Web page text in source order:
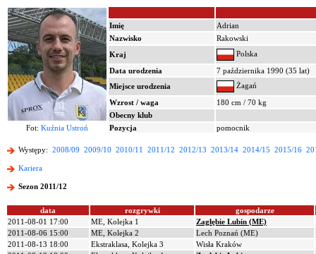
Imię
Adrian
Nazwisko
Rakowski
Kraj
Polska
Data urodzenia
7 października 1990 (35 lat)
Miejsce urodzenia
Żagań
Wzrost / waga
180 cm / 70 kg
Obecny klub
Fot: Kuźnia Ustroń Pozycja pomocnik
Występy: 2008/09 2009/10 2010/11 2011/12 2012/13 2013/14 2014/15 2015/16
Kariera
Sezon 2011/12
data rozgrywki
gospodarze
2011-08-01 17:00
ME, Kolejka 1
Zagłębie Lubin (ME)
2011-08-06 15:00
ME, Kolejka 2
Lech Poznań (ME)
2011-08-13 18:00
Ekstraklasa, Kolejka 3
Wisła Kraków